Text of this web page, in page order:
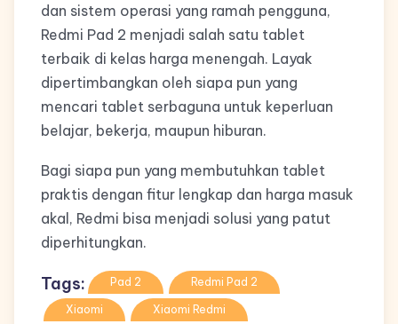
dan sistem operasi yang ramah pengguna,
Redmi Pad 2 menjadi salah satu tablet
terbaik di kelas harga menengah. Layak
dipertimbangkan oleh siapa pun yang
mencari tablet serbaguna untuk keperluan
belajar, bekerja, maupun hiburan.
Bagi siapa pun yang membutuhkan tablet
praktis dengan fitur lengkap dan harga masuk
akal, Redmi bisa menjadi solusi yang patut
diperhitungkan.
Tags: Pad 2 Redmi Pad 2
Xiaomi Xiaomi Redmi